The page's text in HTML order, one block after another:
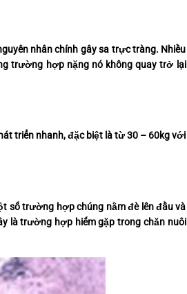
nhân chính gây sa trực tràng. Nhiều
trường hợp nặng nó không quay trở lại
triển nhanh, đặc biệt là từ 30 – 60kg với
số trường hợp chúng nằm đè lên đầu và
là trường hợp hiếm gặp trong chăn nuôi